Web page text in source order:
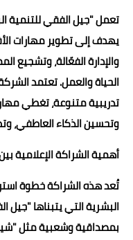
تعمل "جيل الفقي للتنمية
يهدف إلى تطوير مهارات
والإدارة الفعّالة، وتشجيع
الحياة والعمل. تعتمد
تدريبية متنوعة، تغطي
وتحسين الذكاء العاطفي،
أهمية الشراكة الإعلامية
تُعد هذه الشراكة خطوة
البشرية التي يتبناها
بمصداقية وشعبية مثل